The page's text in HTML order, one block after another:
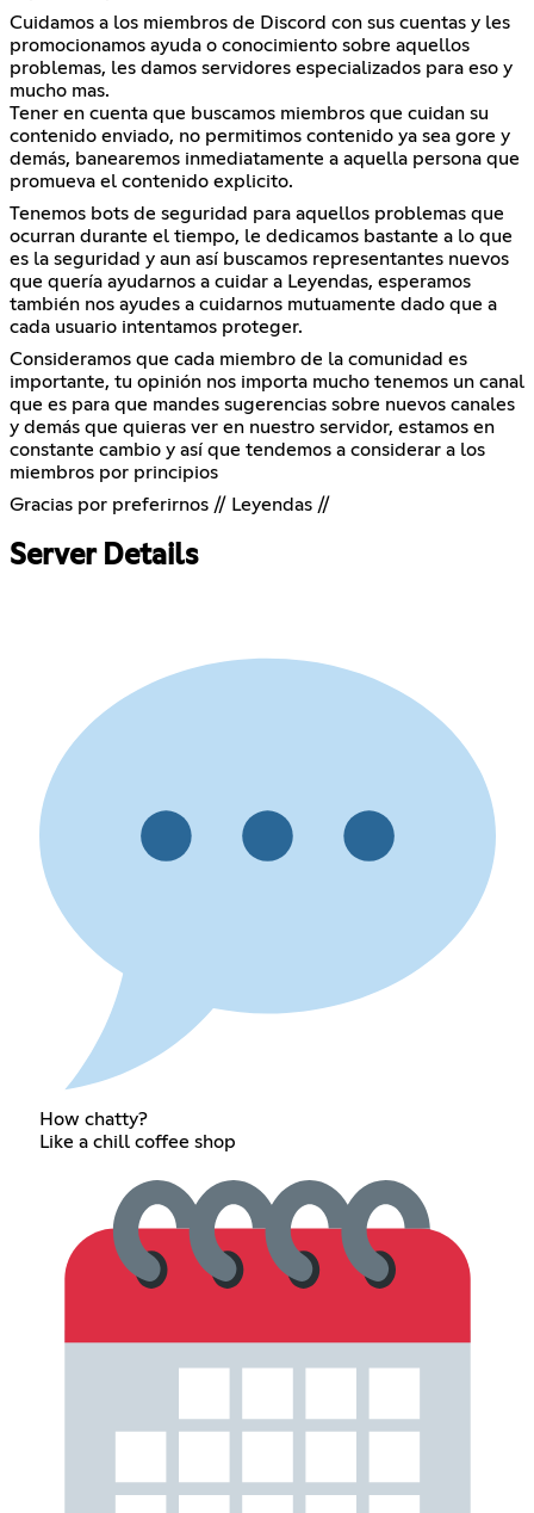
Cuidamos a los miembros de Discord con sus cuentas y les
promocionamos ayuda o conocimiento sobre aquellos
problemas, les damos servidores especializados para eso y
mucho mas.
Tener en cuenta que buscamos miembros que cuidan su
contenido enviado, no permitimos contenido ya sea gore y
demás, banearemos inmediatamente a aquella persona que
promueva el contenido explicito.
Tenemos bots de seguridad para aquellos problemas que
ocurran durante el tiempo, le dedicamos bastante a lo que
es la seguridad y aun así buscamos representantes nuevos
que quería ayudarnos a cuidar a Leyendas, esperamos
también nos ayudes a cuidarnos mutuamente dado que a
cada usuario intentamos proteger.
Consideramos que cada miembro de la comunidad es
importante, tu opinión nos importa mucho tenemos un canal
que es para que mandes sugerencias sobre nuevos canales
y demás que quieras ver en nuestro servidor, estamos en
constante cambio y así que tendemos a considerar a los
miembros por principios
Gracias por preferirnos // Leyendas //
Server Details
How chatty?
Like a chill coffee shop